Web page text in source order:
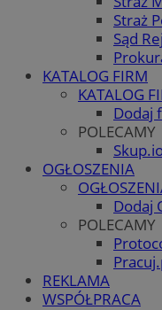
Straż
Sąd
KATALOG FIRM
KATALOG
Dodaj
POLECAMY
OGŁOSZENIA
Dodaj
POLECAMY
REKLAMA
WSPÓŁPRACA